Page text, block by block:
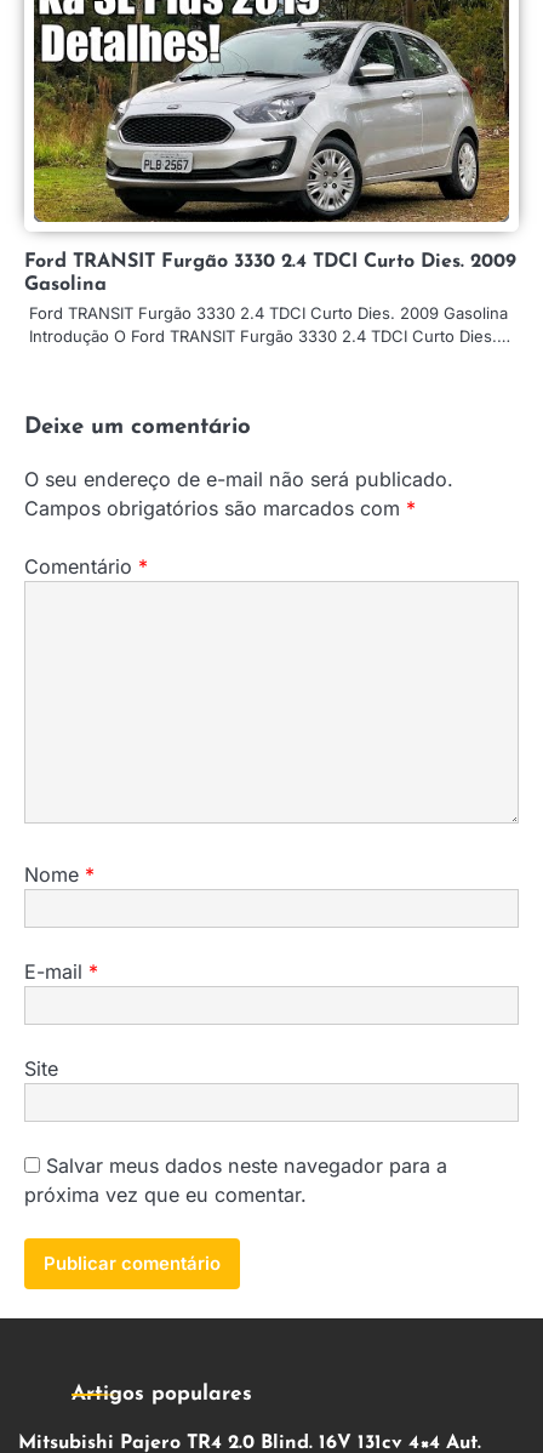
Ford TRANSIT Furgão 3330 2.4 TDCI Curto Dies. 2009
Gasolina
Ford TRANSIT Furgão 3330 2.4 TDCI Curto Dies. 2009 Gasolina
Introdução O Ford TRANSIT Furgão 3330 2.4 TDCI Curto Dies.…
Deixe um comentário
O seu endereço de e-mail não será publicado.
Campos obrigatórios são marcados com *
Comentário *
Nome *
E-mail *
Site
Salvar meus dados neste navegador para a
próxima vez que eu comentar.
Artigos populares
Mitsubishi Pajero TR4 2.0 Blind. 16V 131cv 4×4 Aut.